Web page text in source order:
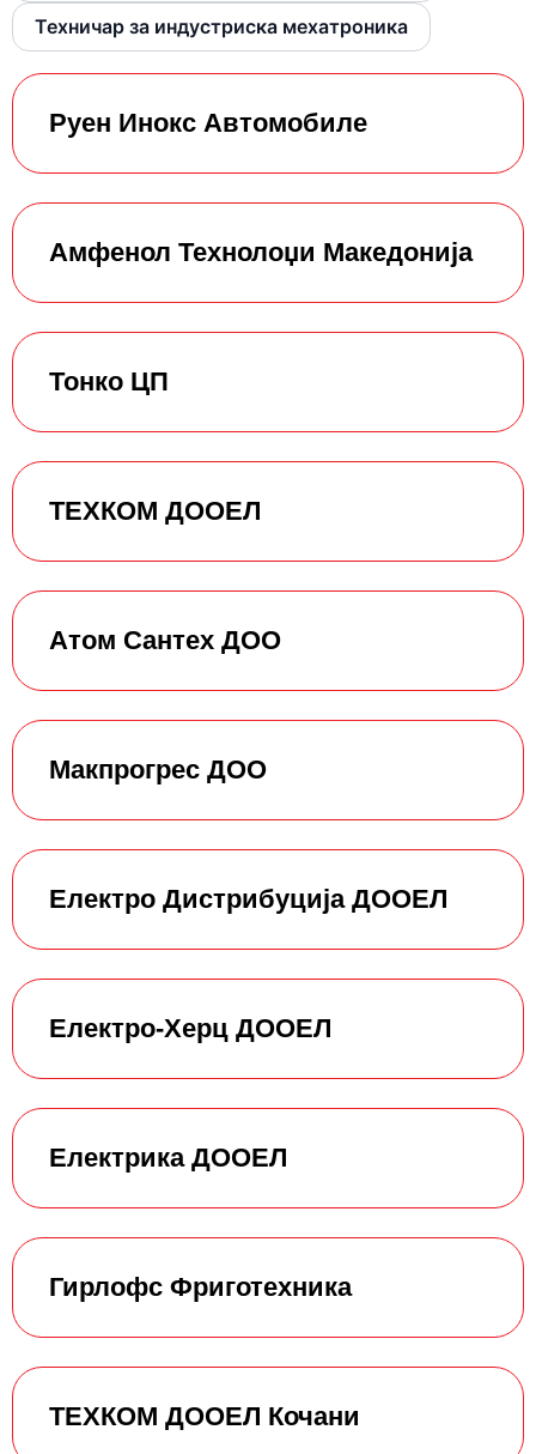
Техничар за индустриска мехатроника
Руен Инокс Автомобиле
Амфенол Технолоџи Македонија
Тонко ЦП
ТЕХКОМ ДООЕЛ
Атом Сантех ДОО
Макпрогрес ДОО
Електро Дистрибуција ДООЕЛ
Електро-Херц ДООЕЛ
Електрика ДООЕЛ
Гирлофс Фриготехника
ТЕХКОМ ДООЕЛ Кочани